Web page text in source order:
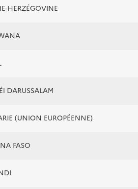
HERZÉGOVINE
DARUSSALAM
(UNION EUROPÉENNE)
FASO